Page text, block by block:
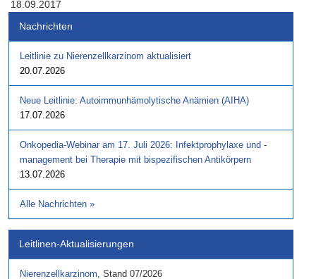
18.09.2017
Nachrichten
Leitlinie zu Nierenzellkarzinom aktualisiert
20.07.2026
Neue Leitlinie: Autoimmunhämolytische Anämien (AIHA)
17.07.2026
Onkopedia-Webinar am 17. Juli 2026: Infektprophylaxe und -
management bei Therapie mit bispezifischen Antikörpern
13.07.2026
Alle Nachrichten »
Leitlinen-Aktualisierungen
Nierenzellkarzinom, Stand 07/2026